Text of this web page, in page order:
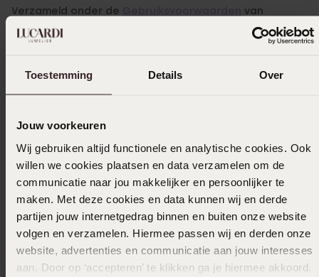
Toestemming Details Over
Jouw voorkeuren
Wij gebruiken altijd functionele en analytische cookies. Ook
willen we cookies plaatsen en data verzamelen om de
communicatie naar jou makkelijker en persoonlijker te
maken. Met deze cookies en data kunnen wij en derde
partijen jouw internetgedrag binnen en buiten onze website
volgen en verzamelen. Hiermee passen wij en derden onze
website, advertenties en communicatie aan jouw interesses
aan. Door op ‘accepteren’ te klikken ga je hiermee akkoord.
Verzameld onder de
van
Trusted shops
15-04-2026 - Paula
Alles prima in orde